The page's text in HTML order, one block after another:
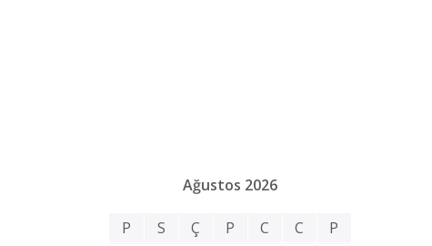
Ağustos 2026
P S Ç P C C P